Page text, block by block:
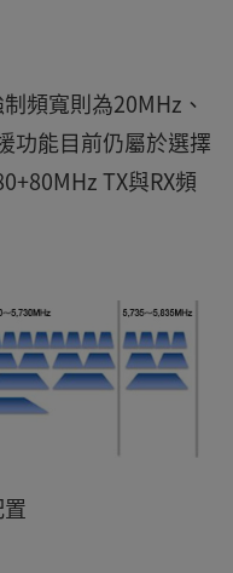
頻寬則為20MHz、
功能目前仍屬於選擇
TX與RX頻